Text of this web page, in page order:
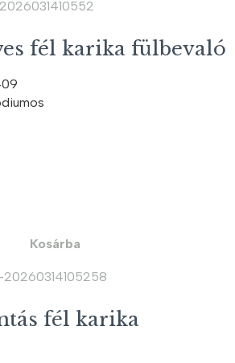
090 Ft.
fél karika fülbevaló
Ft.
Kosárba
fél karika